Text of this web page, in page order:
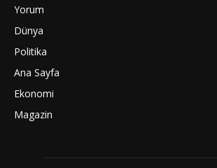
Yorum
Dünya
Politika
Ana Sayfa
Ekonomi
Magazin